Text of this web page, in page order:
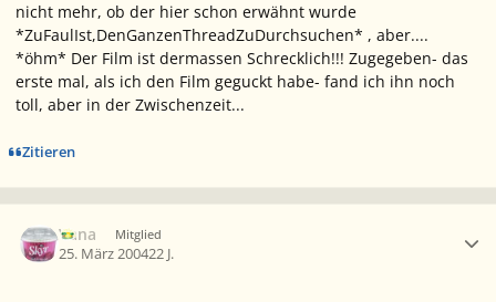
nicht mehr, ob der hier schon erwähnt wurde
*ZuFaulIst,DenGanzenThreadZuDurchsuchen* , aber....
*öhm* Der Film ist dermassen Schrecklich!!! Zugegeben- das
erste mal, als ich den Film geguckt habe- fand ich ihn noch
toll, aber in der Zwischenzeit...
Zitieren
Vana Mitglied
25. März 200422 J.